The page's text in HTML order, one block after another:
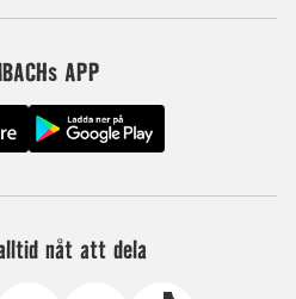
APP
nåt att dela